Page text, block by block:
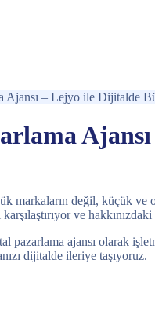
– Lejyo ile Dijitalde
Ajansı
markaların değil, küçük ve
ve
ajansı olarak
dijitalde ileriye taşıyoruz.